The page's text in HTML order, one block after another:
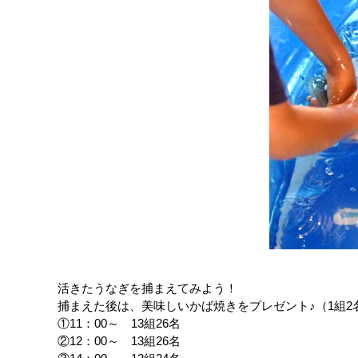
活きたうなぎを捕まえてみよう！
捕まえた後は、美味しいかば焼きをプレゼント♪（1組2
①11：00～ 13組26名
②12：00～ 13組26名